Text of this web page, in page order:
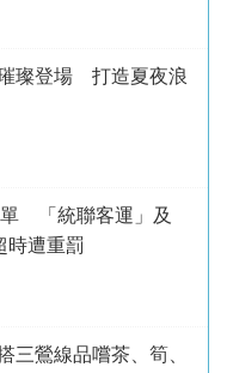
璨登場 打造夏夜浪
「統聯客運」及
時遭重罰
鶯線品嚐茶、筍、